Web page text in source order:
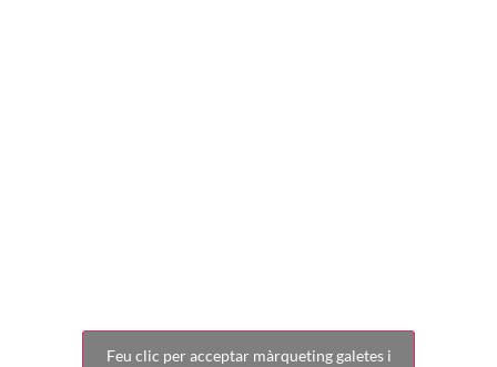
Feu clic per acceptar màrqueting galetes i